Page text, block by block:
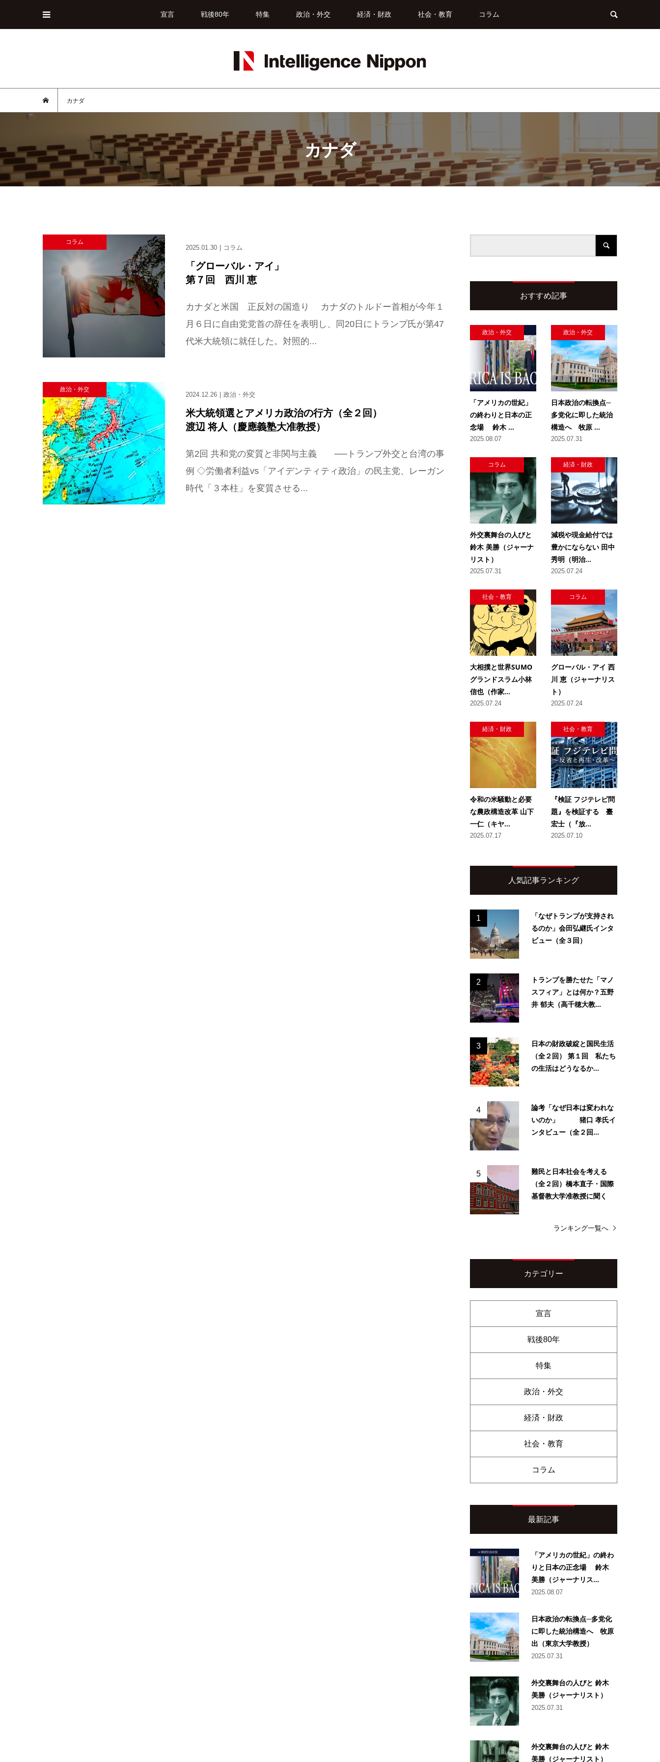
宣言 戦後80年 特集 政治・外交 経済・財政 社会・教育 コラム
カナダ
カナダ
コラム
2025.01.30 コラム
「グローバル・アイ」
第７回 西川 恵
カナダと米国 正反対の国造り カナダのトルドー首相が今年１
月６日に自由党党首の辞任を表明し、同20日にトランプ氏が第47
代米大統領に就任した。対照的...
政治・外交
2024.12.26 政治・外交
米大統領選とアメリカ政治の行方（全２回）
渡辺 将人（慶應義塾大准教授）
第2回 共和党の変質と非関与主義 ──トランプ外交と台湾の事
例 ◇労働者利益vs「アイデンティティ政治」の民主党、レーガン
時代「３本柱」を変質させる...
おすすめ記事
政治・外交
「アメリカの世紀」
の終わりと日本の正
念場 鈴木 ...
2025.08.07
政治・外交
日本政治の転換点─
多党化に即した統治
構造へ 牧原 ...
2025.07.31
コラム
外交裏舞台の人びと
鈴木 美勝（ジャーナ
リスト）
2025.07.31
経済・財政
減税や現金給付では
豊かにならない 田中
秀明（明治...
2025.07.24
社会・教育
大相撲と世界SUMO
グランドスラム小林
信也（作家...
2025.07.24
コラム
グローバル・アイ 西
川 恵（ジャーナリス
ト）
2025.07.24
経済・財政
令和の米騒動と必要
な農政構造改革 山下
一仁（キヤ...
2025.07.17
社会・教育
『検証 フジテレビ問
題』を検証する 臺
宏士（『放...
2025.07.10
人気記事ランキング
1
「なぜトランプが支持され
るのか」会田弘継氏インタ
ビュー（全３回）
2
トランプを勝たせた「マノ
スフィア」とは何か？五野
井 郁夫（高千穂大教...
3
日本の財政破綻と国民生活
（全２回） 第１回 私たち
の生活はどうなるか...
4
論考「なぜ日本は変われな
いのか」 猪口 孝氏イ
ンタビュー（全２回...
5
難民と日本社会を考える
（全２回）橋本直子・国際
基督教大学准教授に聞く
ランキング一覧へ
カテゴリー
宣言
戦後80年
特集
政治・外交
経済・財政
社会・教育
コラム
最新記事
「アメリカの世紀」の終わ
りと日本の正念場 鈴木
美勝（ジャーナリス...
2025.08.07
日本政治の転換点─多党化
に即した統治構造へ 牧原
出（東京大学教授）
2025.07.31
外交裏舞台の人びと 鈴木
美勝（ジャーナリスト）
2025.07.31
外交裏舞台の人びと 鈴木
美勝（ジャーナリスト）